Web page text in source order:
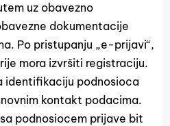
uz obavezno
dokumentacije
Po pristupanju „e-prijavi“,
mora izvršiti registraciju.
identifikaciju podnosioca
kontakt podacima.
podnosiocem prijave bit